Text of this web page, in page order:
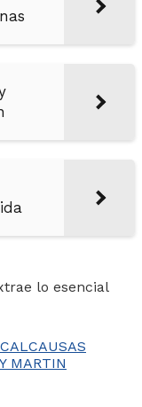
lo esencial
CAUSAS
MARTIN